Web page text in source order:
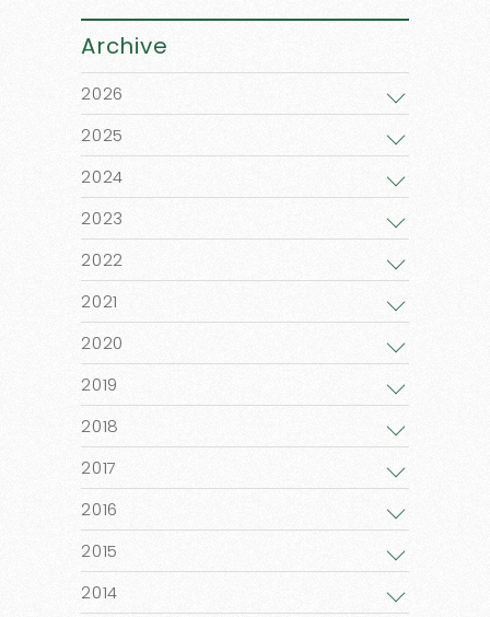
Archive
2026
2025
2024
2023
2022
2021
2020
2019
2018
2017
2016
2015
2014